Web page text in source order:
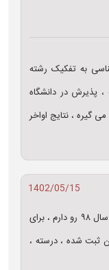
به تفکیک رشته
، پذیرش در دانشگاه
گیره ، نتایج اواخر
1402/05/15
سلام وعرض ادب، من کاردانی طراحی و دوخت سال ۹۸ رو دارم ، برای
ثبت شده ، درسته ،